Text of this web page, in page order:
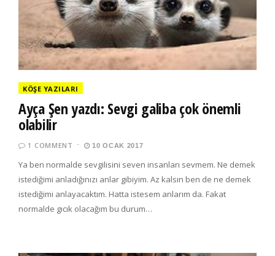
KÖŞE YAZILARI
Ayça Şen yazdı: Sevgi galiba çok önemli
olabilir
1 COMMENT 10 OCAK 2017
Ya ben normalde sevgilisini seven insanları sevmem. Ne demek
istediğimi anladığınızı anlar gibiyim. Az kalsın ben de ne demek
istediğimi anlayacaktım. Hatta istesem anlarım da. Fakat
normalde gıcık olacağım bu durum…